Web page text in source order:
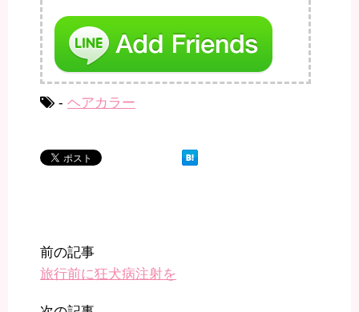
- ヘアカラー
前の記事
旅行前に狂犬病注射を